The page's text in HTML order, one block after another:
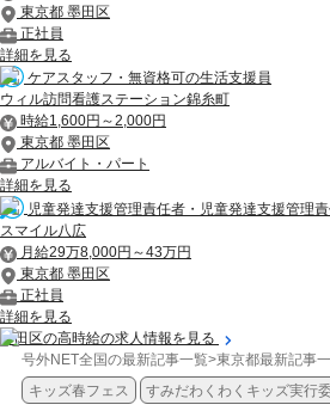
東京都 墨田区
正社員
詳細を見る
ケアスタッフ・無資格可の生活支援員
ウィル訪問看護ステーション錦糸町
時給1,600円～2,000円
東京都 墨田区
アルバイト・パート
詳細を見る
児童発達支援管理責任者・児童発達支援管理
スマイル八広
月給29万8,000円～43万円
東京都 墨田区
正社員
詳細を見る
墨田区の高時給の求人情報を見る
号外NET全国の最新記事一覧>東京都最新記事
キッズ春フェス
すみだわくわくキッズ実行